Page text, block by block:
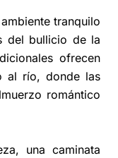
tranquilo
del bullicio de la
ofrecen
al río, donde las
romántico
una caminata